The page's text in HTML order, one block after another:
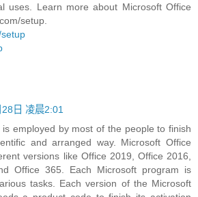
uses. Learn more about Microsoft Office
setup.
日 凌晨2:01
is employed by most of the people to finish
and arranged way. Microsoft Office
versions like Office 2019, Office 2016,
Office 365. Each Microsoft program is
tasks. Each version of the Microsoft